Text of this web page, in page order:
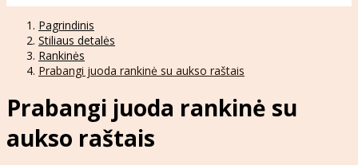
Pagrindinis
Stiliaus detalės
Rankinės
Prabangi juoda rankinė su aukso raštais
Prabangi juoda rankinė su
aukso raštais